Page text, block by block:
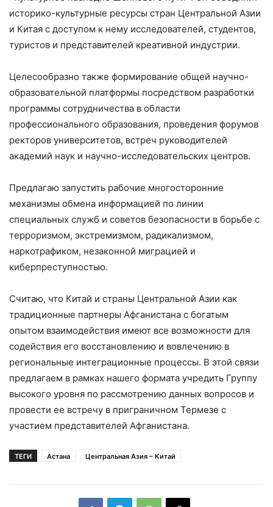
историко-культурные ресурсы стран Центральной Азии
и Китая с доступом к нему исследователей, студентов,
туристов и представителей креативной индустрии.
Целесообразно также формирование общей научно-
образовательной платформы посредством разработки
программы сотрудничества в области
профессионального образования, проведения форумов
ректоров университетов, встреч руководителей
академий наук и научно-исследовательских центров.
Предлагаю запустить рабочие многосторонние
механизмы обмена информацией по линии
специальных служб и советов безопасности в борьбе с
терроризмом, экстремизмом, радикализмом,
наркотрафиком, незаконной миграцией и
киберпреступностью.
Считаю, что Китай и страны Центральной Азии как
традиционные партнеры Афганистана с богатым
опытом взаимодействия имеют все возможности для
содействия его восстановлению и вовлечению в
региональные интеграционные процессы. В этой связи
предлагаем в рамках нашего формата учредить Группу
высокого уровня по рассмотрению данных вопросов и
провести ее встречу в приграничном Термезе с
участием представителей Афганистана.
ТЕГИ Астана Центральная Азия – Китай